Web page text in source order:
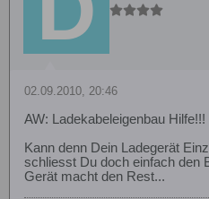
02.09.2010, 20:46
AW: Ladekabeleigenbau Hilfe!!!
Kann denn Dein Ladegerät
schliesst Du doch einfach den
Gerät macht den Rest...